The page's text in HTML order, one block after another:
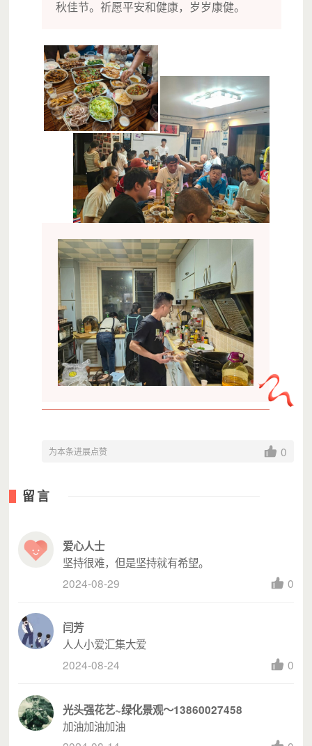
秋佳节。祈愿平安和健康，岁岁康健。
为本条进展点赞 0
留言
爱心人士
坚持很难，但是坚持就有希望。
2024-08-29
0
闫芳
人人小爱汇集大爱
2024-08-24
0
光头强花艺~绿化景观～13860027458
加油加油加油